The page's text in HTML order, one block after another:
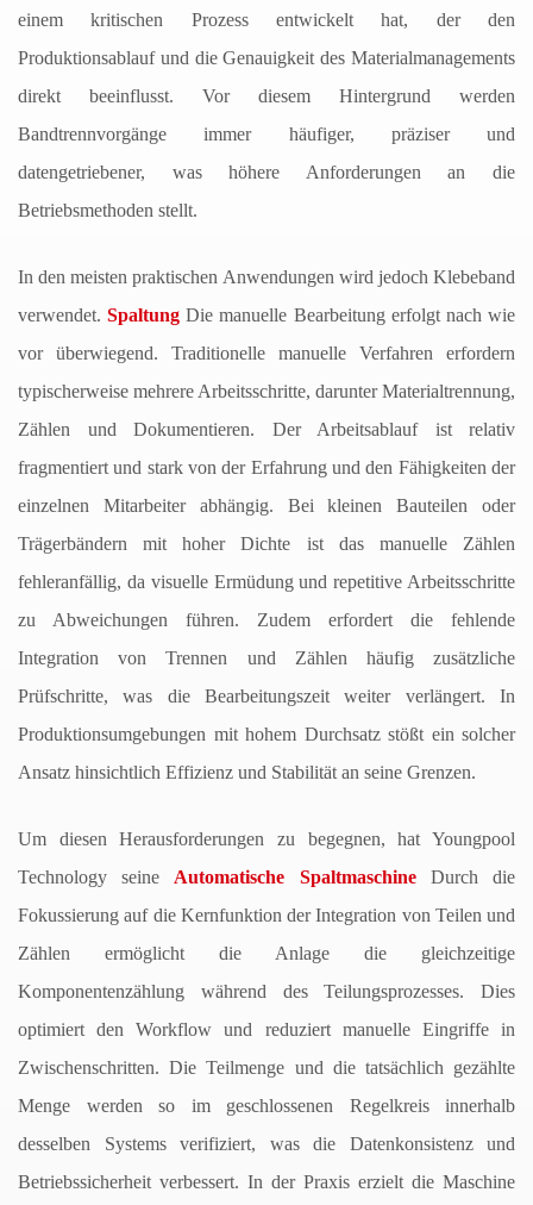
einem kritischen Prozess entwickelt hat, der den
Produktionsablauf und die Genauigkeit des Materialmanagements
direkt beeinflusst. Vor diesem Hintergrund werden
Bandtrennvorgänge immer häufiger, präziser und
datengetriebener, was höhere Anforderungen an die
Betriebsmethoden stellt.
In den meisten praktischen Anwendungen wird jedoch Klebeband
verwendet.SpaltungDie manuelle Bearbeitung erfolgt nach wie
vor überwiegend. Traditionelle manuelle Verfahren erfordern
typischerweise mehrere Arbeitsschritte, darunter Materialtrennung,
Zählen und Dokumentieren. Der Arbeitsablauf ist relativ
fragmentiert und stark von der Erfahrung und den Fähigkeiten der
einzelnen Mitarbeiter abhängig. Bei kleinen Bauteilen oder
Trägerbändern mit hoher Dichte ist das manuelle Zählen
fehleranfällig, da visuelle Ermüdung und repetitive Arbeitsschritte
zu Abweichungen führen. Zudem erfordert die fehlende
Integration von Trennen und Zählen häufig zusätzliche
Prüfschritte, was die Bearbeitungszeit weiter verlängert. In
Produktionsumgebungen mit hohem Durchsatz stößt ein solcher
Ansatz hinsichtlich Effizienz und Stabilität an seine Grenzen.
Um diesen Herausforderungen zu begegnen, hat Youngpool
Technology seine Automatische Spaltmaschine Durch die
Fokussierung auf die Kernfunktion der Integration von Teilen und
Zählen ermöglicht die Anlage die gleichzeitige
Komponentenzählung während des Teilungsprozesses. Dies
optimiert den Workflow und reduziert manuelle Eingriffe in
Zwischenschritten. Die Teilmenge und die tatsächlich gezählte
Menge werden so im geschlossenen Regelkreis innerhalb
desselben Systems verifiziert, was die Datenkonsistenz und
Betriebssicherheit verbessert. In der Praxis erzielt die Maschine